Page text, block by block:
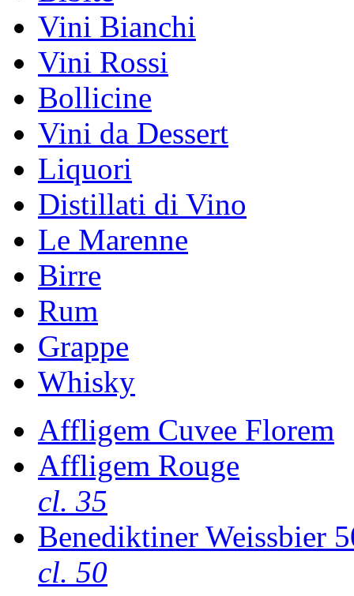
Vini Bianchi
Vini Rossi
Bollicine
Vini da Dessert
Liquori
Distillati di Vino
Le Marenne
Birre
Rum
Grappe
Whisky
Affligem Cuvee Florem
Affligem Rouge
cl. 35
Benediktiner Weissbier
cl. 50